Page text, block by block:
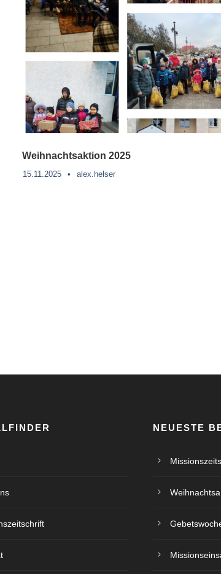
Weihnachtsaktion 2025
15.11.2025 • alex.helser
NEUESTE